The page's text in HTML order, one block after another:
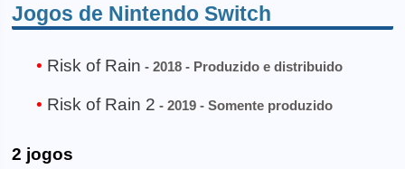
Jogos de Nintendo Switch
Risk of Rain - 2018 - Produzido e distribuido
Risk of Rain 2 - 2019 - Somente produzido
2 jogos